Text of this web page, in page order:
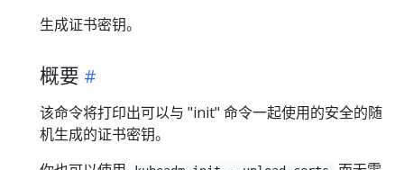
生成证书密钥。
概要
该命令将打印出可以与 "init" 命令一起使用的安全的随
机生成的证书密钥。